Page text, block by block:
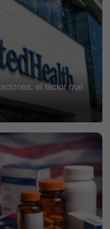
el factor que